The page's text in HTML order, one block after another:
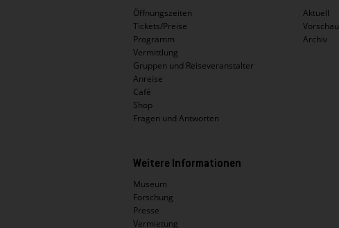
Öffnungszeiten
Tickets/Preise
Programm
Vermittlung
Gruppen und Reiseveranstalter
Anreise
Café
Shop
Fragen und Antworten
Aktuell
Vorschau
Archiv
Weitere Informationen
Museum
Forschung
Presse
Vermietung